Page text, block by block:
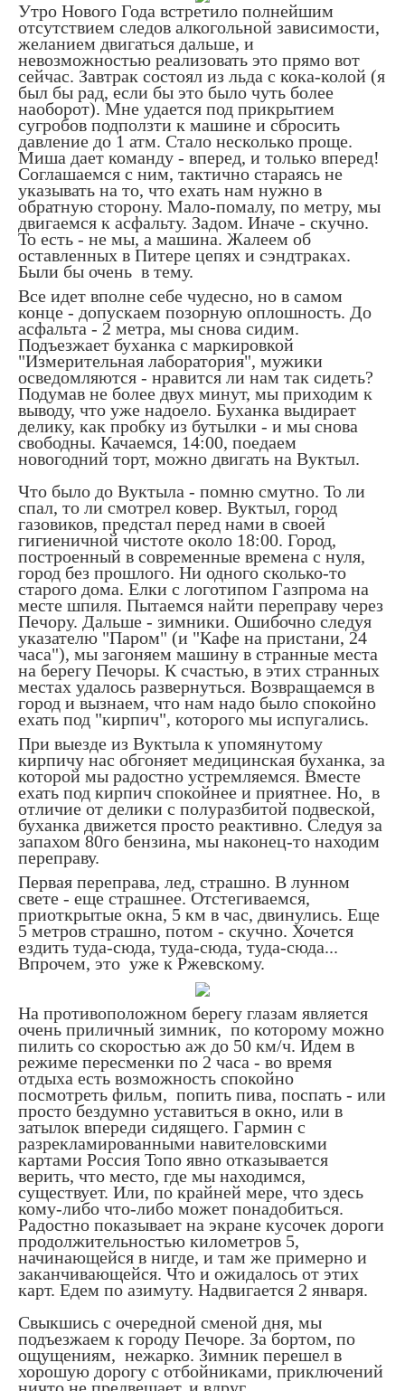
Утро Нового Года встретило полнейшим
отсутствием следов алкогольной зависимости,
желанием двигаться дальше, и
невозможностью реализовать это прямо вот
сейчас. Завтрак состоял из льда с кока-колой (я
был бы рад, если бы это было чуть более
наоборот). Мне удается под прикрытием
сугробов подползти к машине и сбросить
давление до 1 атм. Стало несколько проще.
Миша дает команду - вперед, и только вперед!
Соглашаемся с ним, тактично стараясь не
указывать на то, что ехать нам нужно в
обратную сторону. Мало-помалу, по метру, мы
двигаемся к асфальту. Задом. Иначе - скучно.
То есть - не мы, а машина. Жалеем об
оставленных в Питере цепях и сэндтраках.
Были бы очень в тему.
Все идет вполне себе чудесно, но в самом
конце - допускаем позорную оплошность. До
асфальта - 2 метра, мы снова сидим.
Подъезжает буханка с маркировкой
"Измерительная лаборатория", мужики
осведомляются - нравится ли нам так сидеть?
Подумав не более двух минут, мы приходим к
выводу, что уже надоело. Буханка выдирает
делику, как пробку из бутылки - и мы снова
свободны. Качаемся, 14:00, поедаем
новогодний торт, можно двигать на Вуктыл.
Что было до Вуктыла - помню смутно. То ли
спал, то ли смотрел ковер. Вуктыл, город
газовиков, предстал перед нами в своей
гигиеничной чистоте около 18:00. Город,
построенный в современные времена с нуля,
город без прошлого. Ни одного сколько-то
старого дома. Елки с логотипом Газпрома на
месте шпиля. Пытаемся найти переправу через
Печору. Дальше - зимники. Ошибочно следуя
указателю "Паром" (и "Кафе на пристани, 24
часа"), мы загоняем машину в странные места
на берегу Печоры. К счастью, в этих странных
местах удалось развернуться. Возвращаемся в
город и вызнаем, что нам надо было спокойно
ехать под "кирпич", которого мы испугались.
При выезде из Вуктыла к упомянутому
кирпичу нас обгоняет медицинская буханка, за
которой мы радостно устремляемся. Вместе
ехать под кирпич спокойнее и приятнее. Но, в
отличие от делики с полуразбитой подвеской,
буханка движется просто реактивно. Следуя за
запахом 80го бензина, мы наконец-то находим
переправу.
Первая переправа, лед, страшно. В лунном
свете - еще страшнее. Отстегиваемся,
приоткрытые окна, 5 км в час, двинулись. Еще
5 метров страшно, потом - скучно. Хочется
ездить туда-сюда, туда-сюда, туда-сюда...
Впрочем, это уже к Ржевскому.
На противоположном берегу глазам является
очень приличный зимник, по которому можно
пилить со скоростью аж до 50 км/ч. Идем в
режиме пересменки по 2 часа - во время
отдыха есть возможность спокойно
посмотреть фильм, попить пива, поспать - или
просто бездумно уставиться в окно, или в
затылок впереди сидящего. Гармин с
разрекламированными навителовскими
картами Россия Топо явно отказывается
верить, что место, где мы находимся,
существует. Или, по крайней мере, что здесь
кому-либо что-либо может понадобиться.
Радостно показывает на экране кусочек дороги
продолжительностью километров 5,
начинающейся в нигде, и там же примерно и
заканчивающейся. Что и ожидалось от этих
карт. Едем по азимуту. Надвигается 2 января.
Свыкшись с очередной сменой дня, мы
подъезжаем к городу Печоре. За бортом, по
ощущениям, нежарко. Зимник перешел в
хорошую дорогу с отбойниками, приключений